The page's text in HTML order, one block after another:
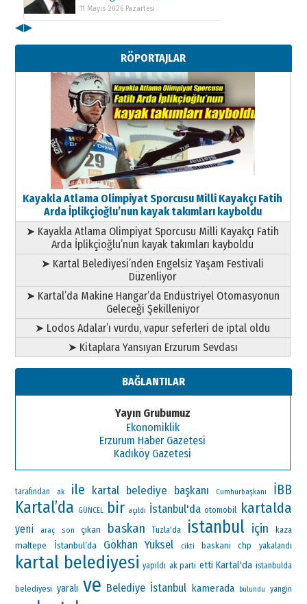
11 Mayıs 2026 Pazartesi
Metin Külünk: Aileyi Korumak
Geleceği Korumaktır
11 Mayıs 2026 Pazartesi
◀▶
RÖPORTAJLAR
Kayakla Atlama Olimpiyat Sporcusu Milli Kayakçı Fatih
Arda İplikçioğlu’nun kayak takımları kayboldu
➤ Kayakla Atlama Olimpiyat Sporcusu Milli Kayakçı Fatih
Arda İplikçioğlu’nun kayak takımları kayboldu
➤ Kartal Belediyesi’nden Engelsiz Yaşam Festivali
Düzenliyor
➤ Kartal’da Makine Hangar’da Endüstriyel Otomasyonun
Geleceği Şekilleniyor
➤ Lodos Adalar’ı vurdu, vapur seferleri de iptal oldu
➤ Kitaplara Yansıyan Erzurum Sevdası
BAĞLANTILAR
Yayın Grubumuz
Ekonomiklik
Erzurum Haber Gazetesi
Kadıköy Gazetesi
tarafından ak ile kartal belediye başkanı Cumhurbaşkanı İBB
Kartal’da GÜNCEL bir açıldı İstanbul'da otomobil kartalda
yeni araç son çıkan baskan Tuzla'da istanbul için kaza
maltepe İstanbul’da Gökhan Yüksel cikti baskani chp yakalandı
kartal belediyesi yapıldı ak parti etti Kartal'da istanbulda
belediyesi yaralı ve Belediye İstanbul kamerada bulundu yangin